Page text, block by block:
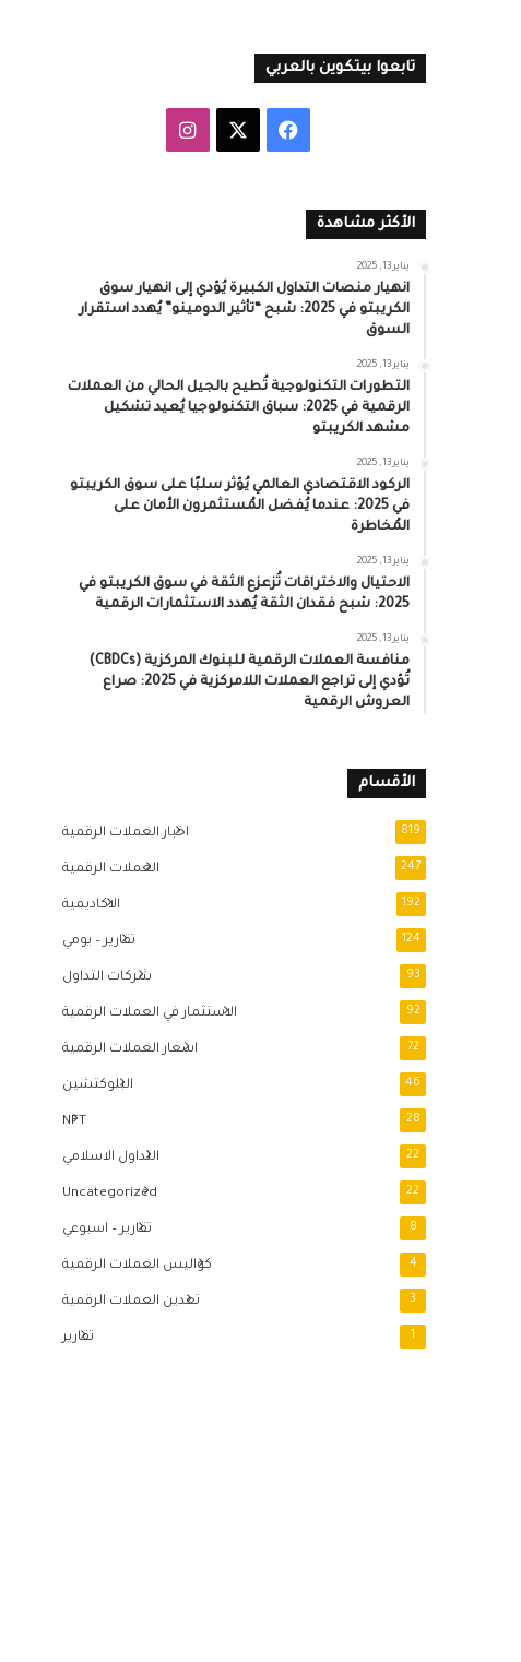
تابعوا بيتكوين بالعربي
فيسبوك انستقرام
الأكثر مشاهدة
يناير 13, 2025
انهيار منصات التداول الكبيرة يُؤدي إلى انهيار سوق
الكريبتو في 2025: شبح “تأثير الدومينو” يُهدد استقرار
السوق
يناير 13, 2025
التطورات التكنولوجية تُطيح بالجيل الحالي من العملات
الرقمية في 2025: سباق التكنولوجيا يُعيد تشكيل
مشهد الكريبتو
يناير 13, 2025
الركود الاقتصادي العالمي يُؤثر سلبًا على سوق الكريبتو
في 2025: عندما يُفضل المُستثمرون الأمان على
المُخاطرة
يناير 13, 2025
الاحتيال والاختراقات تُزعزع الثقة في سوق الكريبتو في
2025: شبح فقدان الثقة يُهدد الاستثمارات الرقمية
يناير 13, 2025
منافسة العملات الرقمية للبنوك المركزية (CBDCs)
تُؤدي إلى تراجع العملات اللامركزية في 2025: صراع
العروش الرقمية
الأقسام
اخبار العملات الرقمية 819
العملات الرقمية 247
الاكاديمية 192
تقارير – يومي 124
شركات التداول 93
الاستثمار في العملات الرقمية 92
اسعار العملات الرقمية 72
البلوكتشين 46
NFT 28
التداول الاسلامي 22
Uncategorized 22
تقارير – اسبوعي 8
كواليس العملات الرقمية 4
تعدين العملات الرقمية 3
تقارير 1